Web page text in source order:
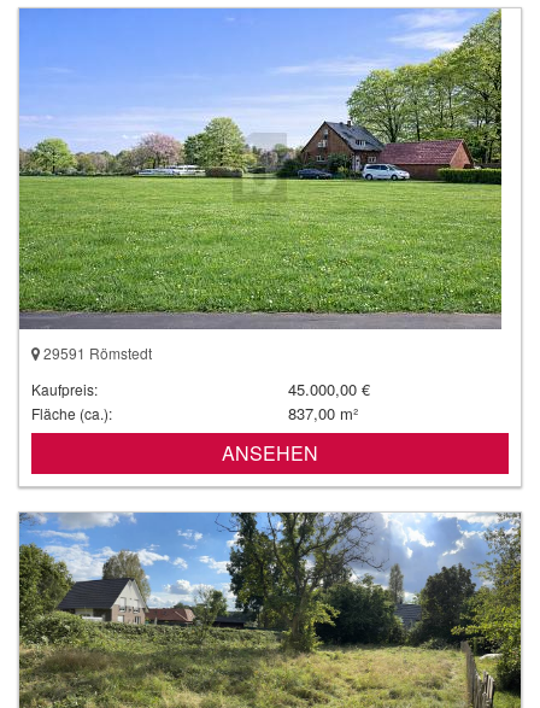
29591 Römstedt
Kaufpreis:
45.000,00 €
Fläche (ca.): 837,00 m²
ANSEHEN